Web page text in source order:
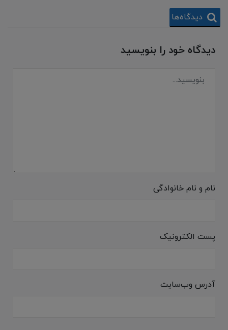
دیدگاه‌ها
دیدگاه خود را بنویسید
نام و نام خانوادگی
پست الکترونیک
آدرس وب‌سایت